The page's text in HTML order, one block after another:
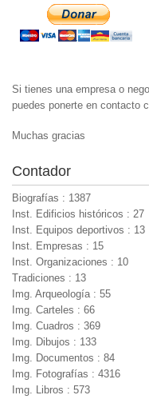
Si tienes una empresa o
puedes ponerte en contacto
Muchas gracias
Contador
Biografías : 1387
Inst. Edificios históricos : 27
Inst. Equipos deportivos : 13
Inst. Empresas : 15
Inst. Organizaciones : 10
Tradiciones : 13
Img. Arqueología : 55
Img. Carteles : 66
Img. Cuadros : 369
Img. Dibujos : 133
Img. Documentos : 84
Img. Fotografías : 4316
Img. Libros : 573